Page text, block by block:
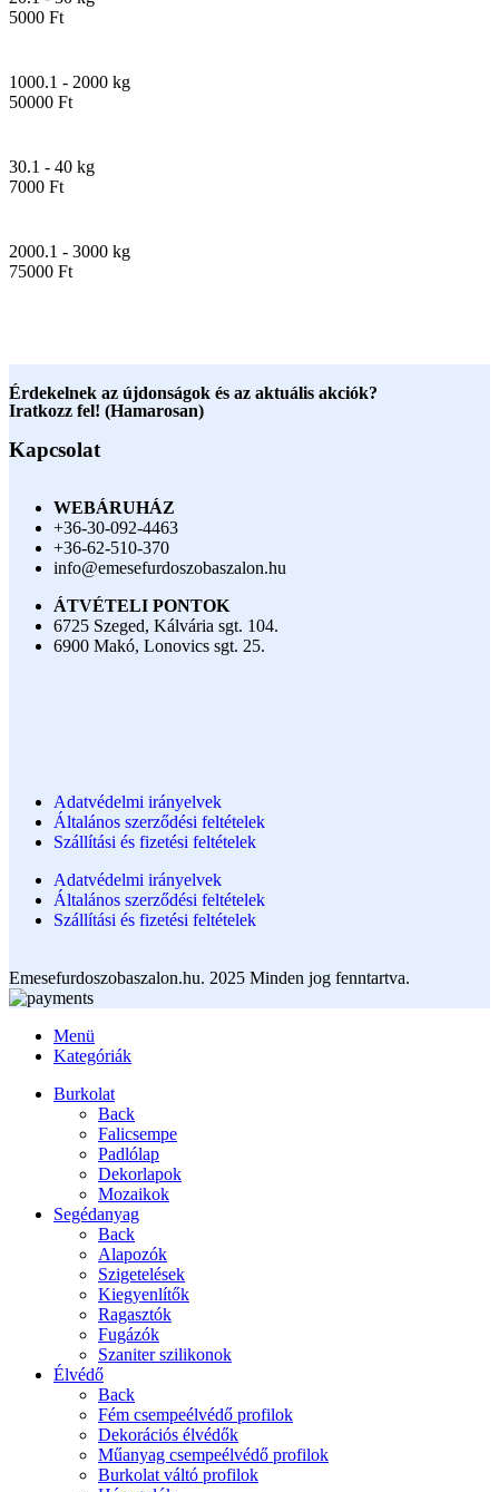
5000 Ft
1000.1 - 2000 kg
50000 Ft
30.1 - 40 kg
7000 Ft
2000.1 - 3000 kg
75000 Ft
Érdekelnek az újdonságok és az aktuális akciók?
Iratkozz fel! (Hamarosan)
Kapcsolat
WEBÁRUHÁZ
+36-30-092-4463
+36-62-510-370
info@emesefurdoszobaszalon.hu
ÁTVÉTELI PONTOK
6725 Szeged, Kálvária sgt. 104.​
6900 Makó, Lonovics sgt. 25.
Adatvédelmi irányelvek
Általános szerződési feltételek
Szállítási és fizetési feltételek
Adatvédelmi irányelvek
Általános szerződési feltételek
Szállítási és fizetési feltételek
Emesefurdoszobaszalon.hu. 2025 Minden jog fenntartva.
Menü
Kategóriák
Burkolat
Back
Falicsempe
Padlólap
Dekorlapok
Mozaikok
Segédanyag
Back
Alapozók
Szigetelések
Kiegyenlítők
Ragasztók
Fugázók
Szaniter szilikonok
Élvédő
Back
Fém csempeélvédő profilok
Dekorációs élvédők
Műanyag csempeélvédő profilok
Burkolat váltó profilok